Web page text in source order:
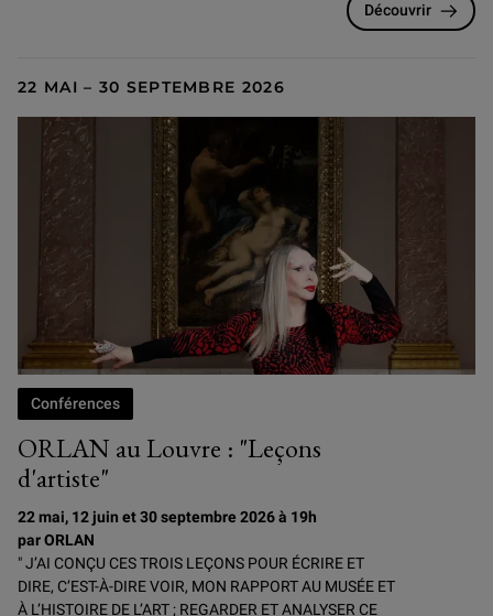
Découvrir
22 MAI – 30 SEPTEMBRE 2026
ORLAN au Louvre : "Leçons
d'artiste"
Conférences
22 mai, 12 juin et 30 septembre 2026 à 19h
par ORLAN
" J’AI CONÇU CES TROIS LEÇONS POUR ÉCRIRE ET
DIRE, C’EST-À-DIRE VOIR, MON RAPPORT AU MUSÉE ET
À L’HISTOIRE DE L’ART ; REGARDER ET ANALYSER CE